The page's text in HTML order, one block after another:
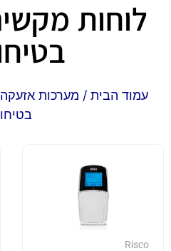
לוחות
עמוד הבית / מערכות אזעקה
Risco